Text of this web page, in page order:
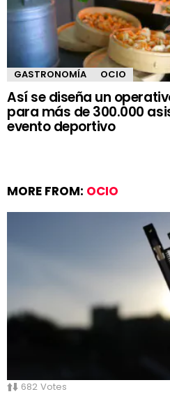
GASTRONOMÍA OCIO
Así se diseña un
para más de 300.000
evento deportivo
MORE FROM: OCIO
682 Votes